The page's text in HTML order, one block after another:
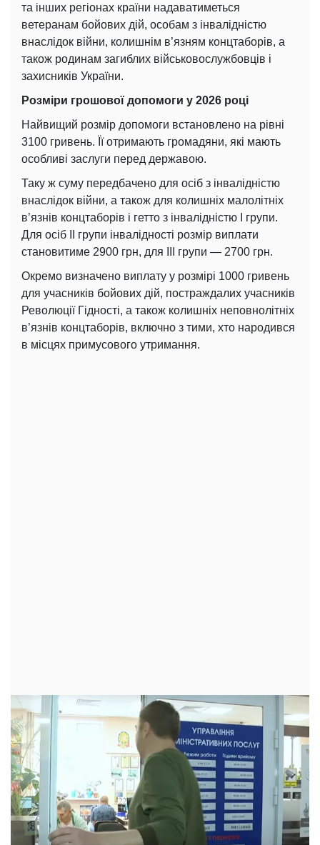
та інших регіонах країни надаватиметься
ветеранам бойових дій, особам з інвалідністю
внаслідок війни, колишнім в’язням концтаборів, а
також родинам загиблих військовослужбовців і
захисників України.
Розміри грошової допомоги у 2026 році
Найвищий розмір допомоги встановлено на рівні
3100 гривень. Її отримають громадяни, які мають
особливі заслуги перед державою.
Таку ж суму передбачено для осіб з інвалідністю
внаслідок війни, а також для колишніх малолітніх
в’язнів концтаборів і гетто з інвалідністю I групи.
Для осіб II групи інвалідності розмір виплати
становитиме 2900 грн, для III групи — 2700 грн.
Окремо визначено виплату у розмірі 1000 гривень
для учасників бойових дій, постраждалих учасників
Революції Гідності, а також колишніх неповнолітніх
в’язнів концтаборів, включно з тими, хто народився
в місцях примусового утримання.